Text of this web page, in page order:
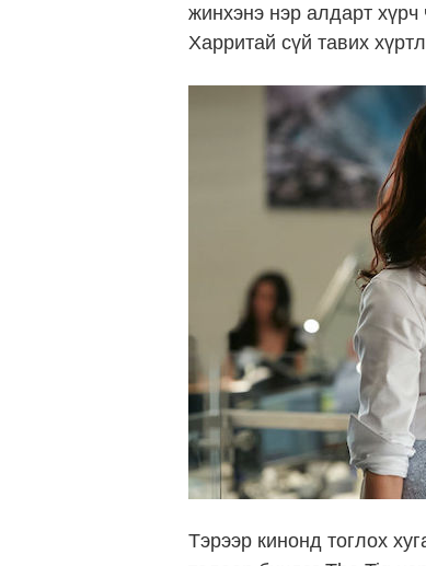
жинхэнэ нэр алдарт
Харритай сүй тавих
Тэрээр кинонд тоглох